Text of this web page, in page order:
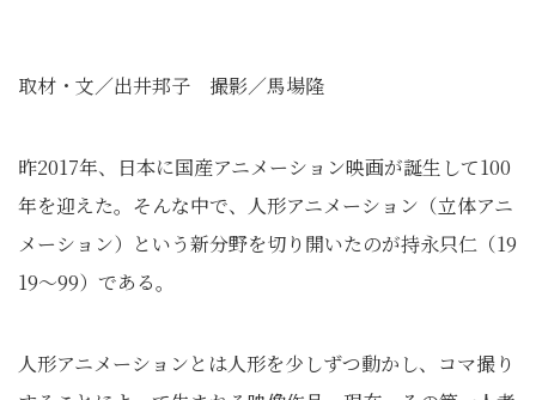
取材・文／出井邦子 撮影／馬場隆
昨2017年、日本に国産アニメーション映画が誕生して100
年を迎えた。そんな中で、人形アニメーション（立体アニ
メーション）という新分野を切り開いたのが持永只仁（19
19～99）である。
人形アニメーションとは人形を少しずつ動かし、コマ撮り